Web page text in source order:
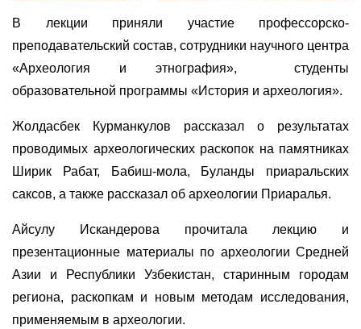
В лекции приняли участие профессорско-
преподавательский состав, сотрудники научного центра
«Археология и этнография», студенты
образовательной программы «История и археология».
Жолдасбек Курманкулов рассказал о результатах
проводимых археологических раскопок на памятниках
Ширик Рабат, Бабиш-мола, Буланды приаральских
саксов, а также рассказал об археологии Приаралья.
Айсулу Искандерова прочитала лекцию и
презентационные материалы по археологии Средней
Азии и Республики Узбекистан, старинным городам
региона, раскопкам и новым методам исследования,
применяемым в археологии.